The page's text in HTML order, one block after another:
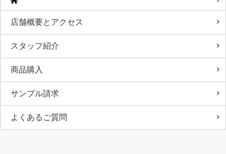
店舗概要とアクセス
スタッフ紹介
商品購入
サンプル請求
よくあるご質問